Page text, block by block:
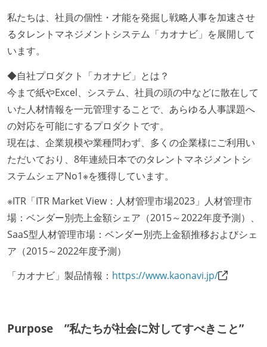
私たちは、社員の個性・才能を発掘し戦略人事を加速させ
るタレントマネジメントシステム「カオナビ」を展開して
います。
◆自社プロダクト「カオナビ」とは？
今まで紙やExcel、システム、社員の頭の中などに散在して
いた人材情報を一元管理することで、あらゆる人事課題へ
の対応を可能にするプロダクトです。
現在は、企業規模や業種問わず、多くの企業様にご利用い
ただいており、8年連続日本でのタレントマネジメントシ
ステムシェアNo1※を獲得しています。
※ITR「ITR Market View：人材管理市場2023」人材管理市
場：ベンダー別売上金額シェア（2015～2022年度予測）、
SaaS型人材管理市場：ベンダー別売上金額推移およびシェ
ア（2015～2022年度予測）
「カオナビ」製品情報： https://www.kaonavi.jp/
Purpose ”私たちが社会に対してすべきこと”